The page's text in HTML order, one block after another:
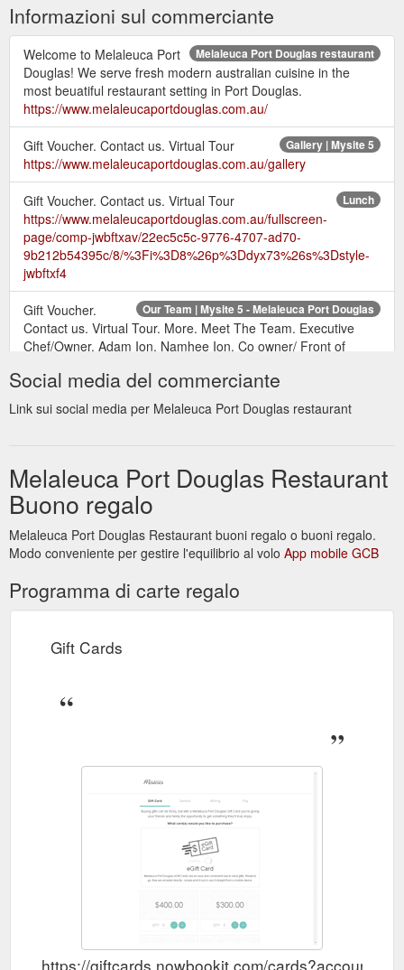
Informazioni sul commerciante
Melaleuca Port Douglas restaurant
Welcome to Melaleuca Port
Douglas! We serve fresh modern australian cuisine in the
most beuatiful restaurant setting in Port Douglas.
https://www.melaleucaportdouglas.com.au/
Gallery | Mysite 5
Gift Voucher. Contact us. Virtual Tour
https://www.melaleucaportdouglas.com.au/gallery
Lunch
Gift Voucher. Contact us. Virtual Tour
https://www.melaleucaportdouglas.com.au/fullscreen-
page/comp-jwbftxav/22ec5c5c-9776-4707-ad70-
9b212b54395c/8/%3Fi%3D8%26p%3Ddyx73%26s%3Dstyle-
jwbftxf4
Our Team | Mysite 5 - Melaleuca Port Douglas
Gift Voucher.
Contact us. Virtual Tour. More. Meet The Team. Executive
Chef/Owner. Adam Ion. Namhee Ion. Co owner/ Front of
Social media del commerciante
Link sui social media per Melaleuca Port Douglas restaurant
Melaleuca Port Douglas Restaurant
Buono regalo
Melaleuca Port Douglas Restaurant buoni regalo o buoni regalo.
Modo conveniente per gestire l'equilibrio al volo App mobile GCB
Programma di carte regalo
Gift Cards
https://giftcards.nowbookit.com/